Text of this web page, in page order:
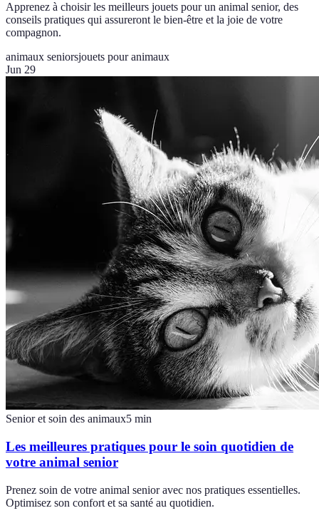
Apprenez à choisir les meilleurs jouets pour un animal senior, des
conseils pratiques qui assureront le bien-être et la joie de votre
compagnon.
animaux seniorsjouets pour animaux
Jun 29
Senior et soin des animaux5 min
Les meilleures pratiques pour le soin quotidien de
votre animal senior
Prenez soin de votre animal senior avec nos pratiques essentielles.
Optimisez son confort et sa santé au quotidien.